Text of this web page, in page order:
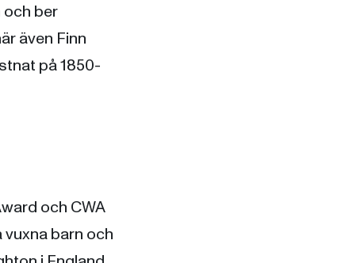
och ber
även Finn
på 1850-
och CWA
vuxna barn och